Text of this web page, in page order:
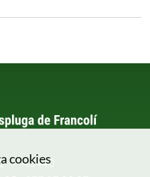
43440
cookies